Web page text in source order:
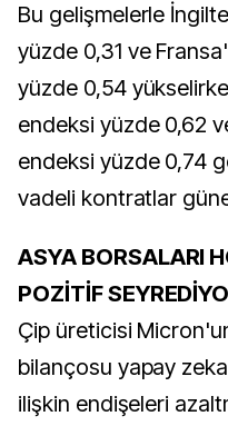
Bu gelişmelerle
yüzde 0,31 ve
yüzde 0,54
endeksi yüzde 0,62
endeksi yüzde 0,74
vadeli kontratlar güne
ASYA BORSALARI
POZİTİF
Çip üreticisi
bilançosu yapay
ilişkin endişeleri